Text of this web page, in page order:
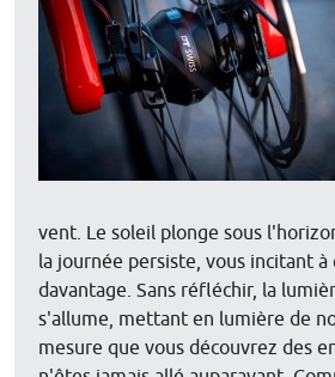
vent. Le soleil plonge sous
la journée persiste, vous incitant
davantage. Sans réfléchir, la
s'allume, mettant en lumière de
mesure que vous découvrez des